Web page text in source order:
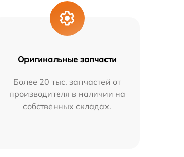
Оригинальные запчасти
Более 20 тыс. запчастей от
производителя в наличии на
собственных складах.